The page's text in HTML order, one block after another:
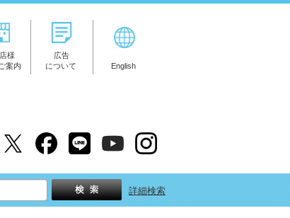
様
案内
広告
について
English
詳細検索